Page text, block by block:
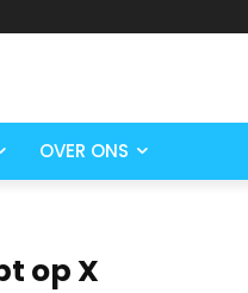
OVER ONS
op X